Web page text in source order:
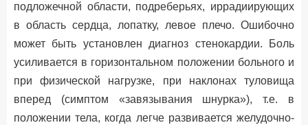
подложечной области, подреберьях, иррадиирующих
в область сердца, лопатку, левое плечо. Ошибочно
может быть установлен диагноз стенокардии. Боль
усиливается в горизонтальном положении больного и
при физической нагрузке, при наклонах туловища
вперед (симптом «завязывания шнурка»), т.е. в
положении тела, когда легче развивается желудочно-